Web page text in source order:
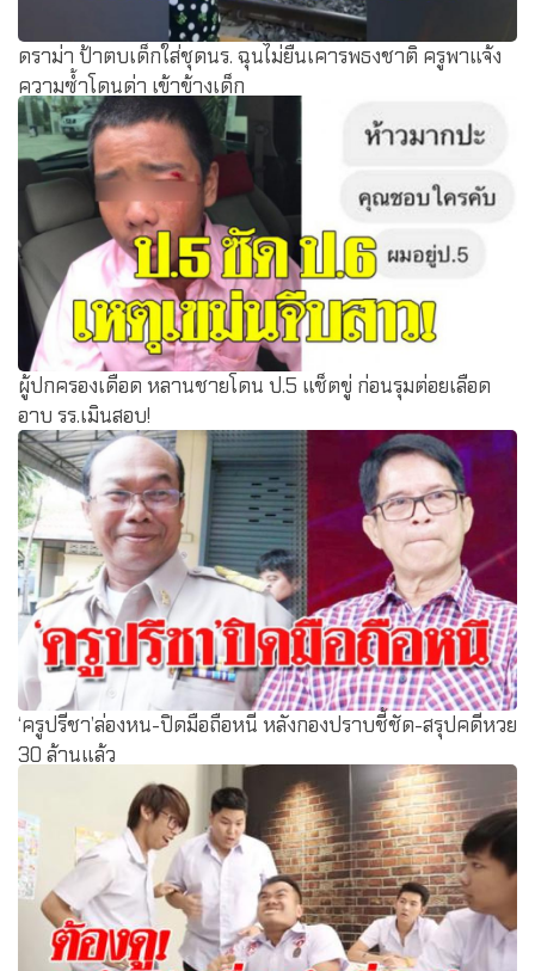
ดราม่า ป้าตบเด็กใส่ชุดนร. ฉุนไม่ยืนเคารพธงชาติ ครูพาแจ้ง
ความซ้ำโดนด่า เข้าข้างเด็ก
ผู้ปกครองเดือด หลานชายโดน ป.5 แช็ตขู่ ก่อนรุมต่อยเลือด
อาบ รร.เมินสอบ!
‘ครูปรีชา’ล่องหน-ปิดมือถือหนี หลังกองปราบชี้ชัด-สรุปคดีหวย
30 ล้านแล้ว